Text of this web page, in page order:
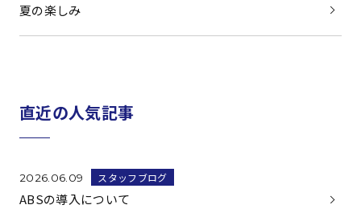
夏の楽しみ
直近の人気記事
2026.06.09 スタッフブログ
ABSの導入について